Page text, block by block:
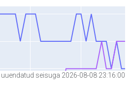
seisuga 2026-08-08 23:16:00